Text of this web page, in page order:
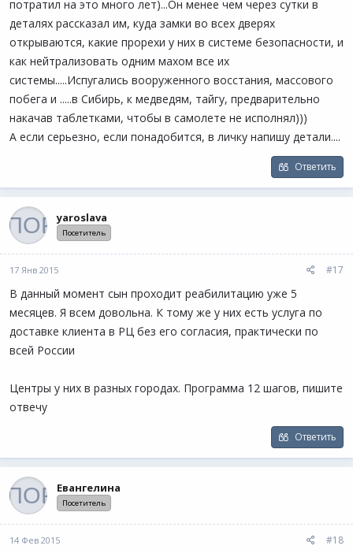
потратил на это много лет)...Он менее чем через сутки в
деталях рассказал им, куда замки во всех дверях
открываются, какие прорехи у них в системе безопасности, и
как нейтрализовать одним махом все их
системы.....Испугались вооруженного восстания, массового
побега и .....в Сибирь, к медведям, тайгу, предварительно
накачав таблетками, чтобы в самолете не исполнял)))
А если серьезно, если понадобится, в личку напишу детали....
Ответить
yaroslava
Посетитель
17 Янв 2015 #17
В данный момент сын проходит реабилитацию уже 5
месяцев. Я всем довольна. К тому же у них есть услуга по
доставке клиента в РЦ без его согласия, практически по
всей России
Центры у них в разных городах. Программа 12 шагов, пишите
отвечу
Ответить
Евангелина
Посетитель
14 Фев 2015 #18